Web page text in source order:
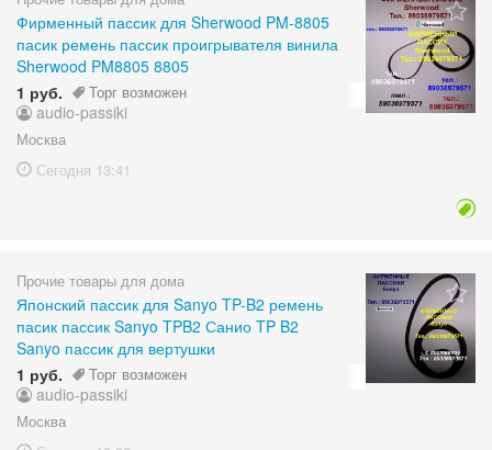
Фирменный пассик для Sherwood PM-8805
пасик ремень пассик проигрывателя винила
Sherwood PM8805 8805
1 руб.
Торг возможен
audio-passiki
Москва
Сегодня 13:41
Прочие товары для дома
Японский пассик для Sanyo TP-B2 ремень
пасик пассик Sanyo TPB2 Санио TP B2
Sanyo пассик для вертушки
1 руб.
Торг возможен
audio-passiki
Москва